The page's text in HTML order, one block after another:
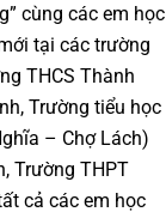
cùng các em học
tại các trường
THCS Thành
Trường tiểu học
– Chợ Lách)
Trường THPT
cả các em học